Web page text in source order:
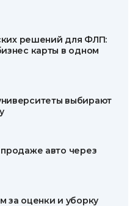
решений для ФЛП:
карты в одном
выбирают
продаже авто через
за оценки и уборку